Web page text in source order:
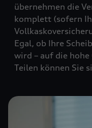
übernehmen die
komplett (sofern
Egal, ob Ihre
wird – auf die
Teilen können Sie